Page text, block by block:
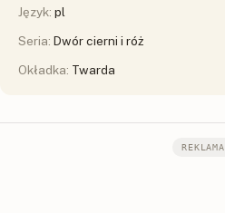
Język: pl
Seria: Dwór cierni i róż
Okładka: Twarda
REKLAMA